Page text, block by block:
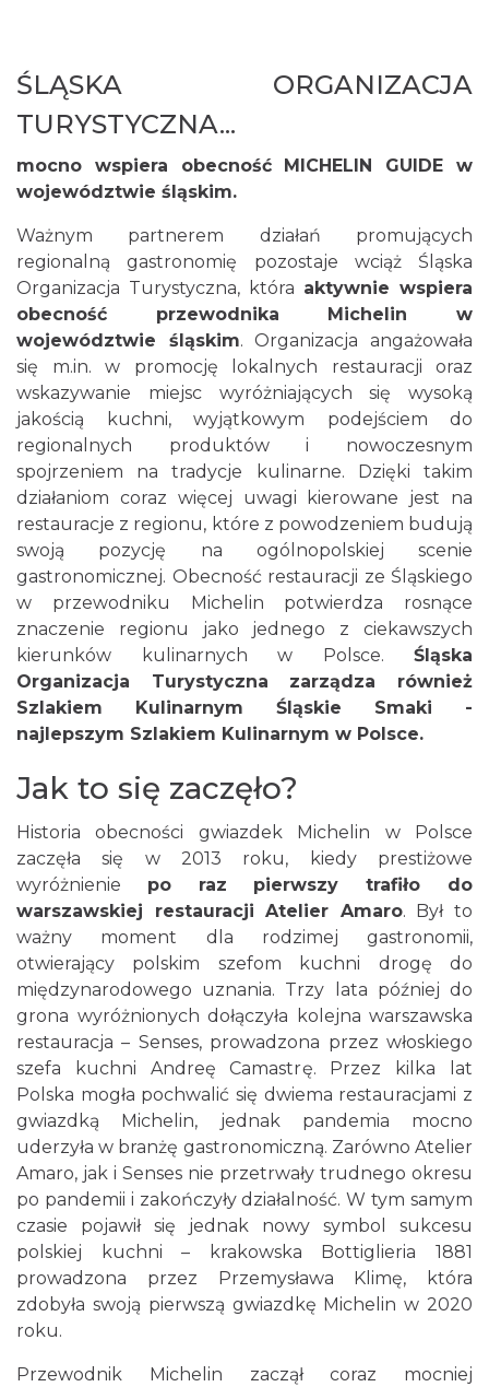
ŚLĄSKA ORGANIZACJA
TURYSTYCZNA...
mocno wspiera obecność MICHELIN GUIDE w
województwie śląskim.
Ważnym partnerem działań promujących
regionalną gastronomię pozostaje wciąż Śląska
Organizacja Turystyczna, która aktywnie wspiera
obecność przewodnika Michelin w
województwie śląskim. Organizacja angażowała
się m.in. w promocję lokalnych restauracji oraz
wskazywanie miejsc wyróżniających się wysoką
jakością kuchni, wyjątkowym podejściem do
regionalnych produktów i nowoczesnym
spojrzeniem na tradycje kulinarne. Dzięki takim
działaniom coraz więcej uwagi kierowane jest na
restauracje z regionu, które z powodzeniem budują
swoją pozycję na ogólnopolskiej scenie
gastronomicznej. Obecność restauracji ze Śląskiego
w przewodniku Michelin potwierdza rosnące
znaczenie regionu jako jednego z ciekawszych
kierunków kulinarnych w Polsce. Śląska
Organizacja Turystyczna zarządza również
Szlakiem Kulinarnym Śląskie Smaki -
najlepszym Szlakiem Kulinarnym w Polsce.
Jak to się zaczęło?
Historia obecności gwiazdek Michelin w Polsce
zaczęła się w 2013 roku, kiedy prestiżowe
wyróżnienie po raz pierwszy trafiło do
warszawskiej restauracji Atelier Amaro. Był to
ważny moment dla rodzimej gastronomii,
otwierający polskim szefom kuchni drogę do
międzynarodowego uznania. Trzy lata później do
grona wyróżnionych dołączyła kolejna warszawska
restauracja – Senses, prowadzona przez włoskiego
szefa kuchni Andreę Camastrę. Przez kilka lat
Polska mogła pochwalić się dwiema restauracjami z
gwiazdką Michelin, jednak pandemia mocno
uderzyła w branżę gastronomiczną. Zarówno Atelier
Amaro, jak i Senses nie przetrwały trudnego okresu
po pandemii i zakończyły działalność. W tym samym
czasie pojawił się jednak nowy symbol sukcesu
polskiej kuchni – krakowska Bottiglieria 1881
prowadzona przez Przemysława Klimę, która
zdobyła swoją pierwszą gwiazdkę Michelin w 2020
roku.
Przewodnik Michelin zaczął coraz mocniej